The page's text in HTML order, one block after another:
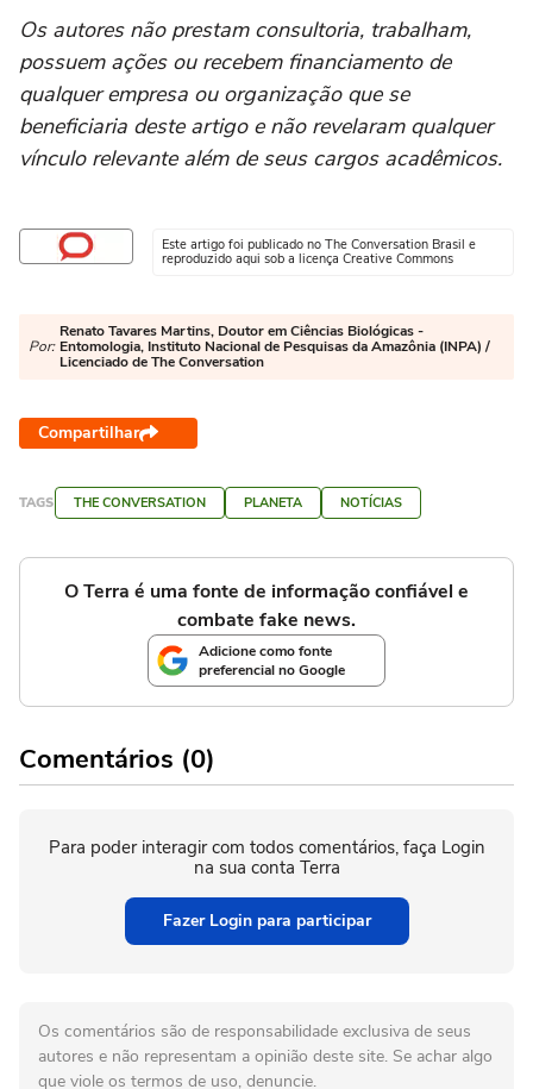
Os autores não prestam consultoria, trabalham,
possuem ações ou recebem financiamento de
qualquer empresa ou organização que se
beneficiaria deste artigo e não revelaram qualquer
vínculo relevante além de seus cargos acadêmicos.
Este artigo foi publicado no The Conversation Brasil e
reproduzido aqui sob a licença Creative Commons
Por:
Renato Tavares Martins, Doutor em Ciências Biológicas -
Entomologia, Instituto Nacional de Pesquisas da Amazônia (INPA) /
Licenciado de The Conversation
Compartilhar
TAGS THE CONVERSATION PLANETA NOTÍCIAS
O Terra é uma fonte de informação confiável e
combate fake news.
Adicione como fonte
preferencial no Google
Comentários (0)
Para poder interagir com todos comentários, faça Login
na sua conta Terra
Fazer Login para participar
Os comentários são de responsabilidade exclusiva de seus
autores e não representam a opinião deste site. Se achar algo
que viole os termos de uso, denuncie.